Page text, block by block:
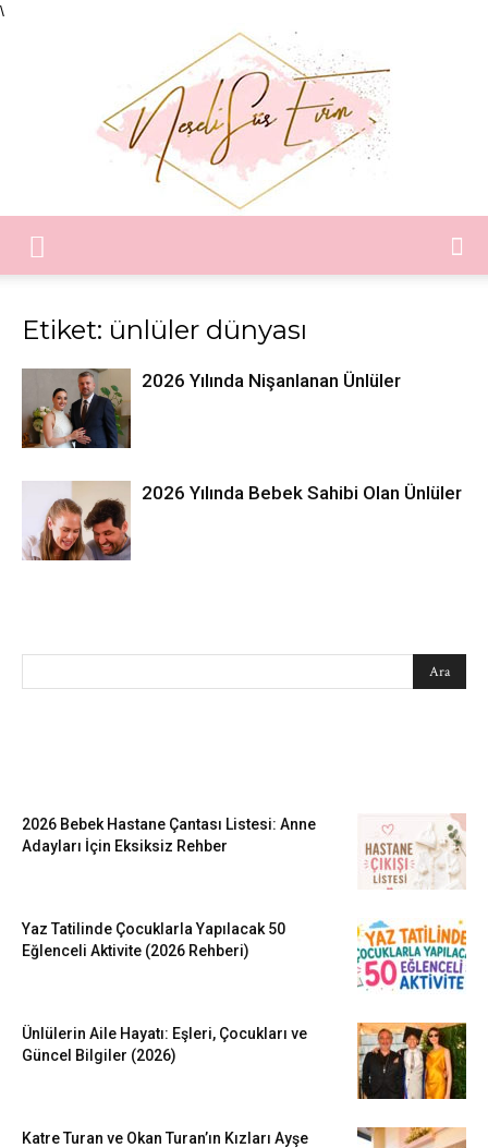
\
Etiket: ünlüler dünyası
2026 Yılında Nişanlanan Ünlüler
2026 Yılında Bebek Sahibi Olan Ünlüler
2026 Bebek Hastane Çantası Listesi: Anne
Adayları İçin Eksiksiz Rehber
Yaz Tatilinde Çocuklarla Yapılacak 50
Eğlenceli Aktivite (2026 Rehberi)
Ünlülerin Aile Hayatı: Eşleri, Çocukları ve
Güncel Bilgiler (2026)
Katre Turan ve Okan Turan’ın Kızları Ayşe